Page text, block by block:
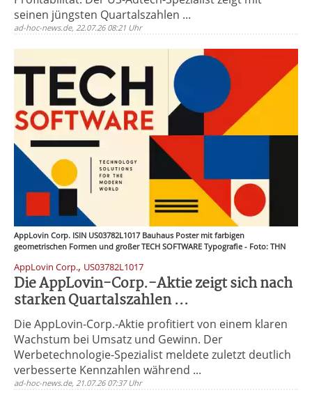
seinen jüngsten Quartalszahlen ...
ad-hoc-news.de, 22.07.26 08:21 Uhr
AppLovin Corp. ISIN US03782L1017 Bauhaus Poster mit farbigen
geometrischen Formen und großer TECH SOFTWARE Typografie - Foto: THN
AppLovin Corp., US03782L1017
Die AppLovin-Corp.-Aktie zeigt sich nach
starken Quartalszahlen ...
Die AppLovin-Corp.-Aktie profitiert von einem klaren
Wachstum bei Umsatz und Gewinn. Der
Werbetechnologie-Spezialist meldete zuletzt deutlich
verbesserte Kennzahlen während ...
ad-hoc-news.de, 21.07.26 07:37 Uhr